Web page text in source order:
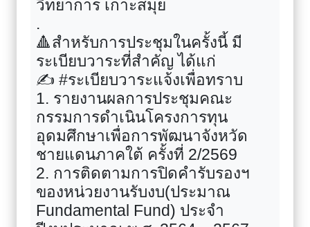
วิทยาการ เกาะสมุย
.
🔺สำหรับการประชุมในครั้งนี้ มี
ระเบียบวาระที่สำคัญ ได้แก่
✍️ #ระเบียบวาระแจ้งเพื่อทราบ
1. รายงานผลการประชุมคณะ
กรรมการดำเนินโครงการทุน
อุดมศึกษาเพื่อการพัฒนาจังหวัด
ชายแดนภาคใต้ ครั้งที่ 2/2569
2. การติดตามการปิดคำรับรองฯ
ของหน่วยงานรับงบ(ประมาณ
Fundamental Fund) ประจำ